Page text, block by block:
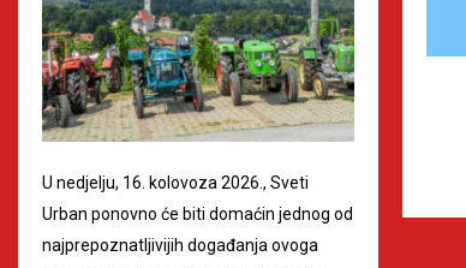
U nedjelju, 16. kolovoza 2026., Sveti
Urban ponovno će biti domaćin jednog od
najprepoznatljivijih događanja ovoga